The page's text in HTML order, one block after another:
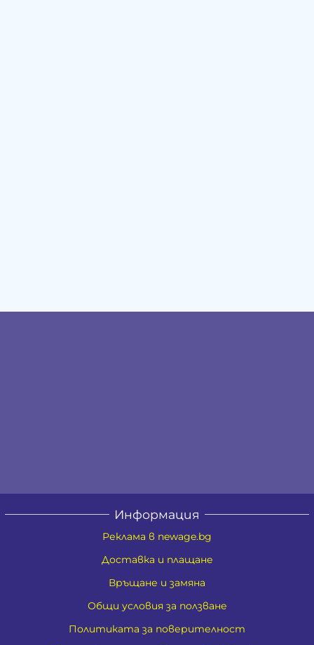
Информация
Реклама в newage.bg
Доставка и плащане
Връщане и замяна
Общи условия за ползване
Политиката за поверителност